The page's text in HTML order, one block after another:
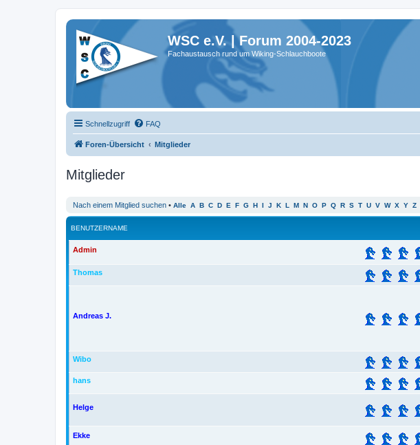
WSC e.V. | Forum 2004-2023
Fachaustausch rund um Wiking-Schlauchboote
Schnellzugriff FAQ
Foren-Übersicht Mitglieder
Mitglieder
Nach einem Mitglied suchen • Alle A B C D E F G H I J K L M N O P Q R S T U V W X Y Z
BENUTZERNAME
Admin
Thomas
Andreas J.
Wibo
hans
Helge
Ekke